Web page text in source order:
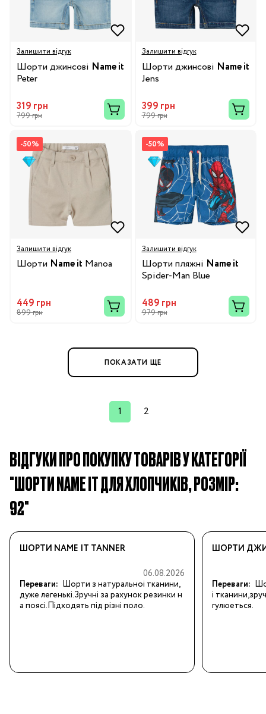
Залишити відгук
Шорти джинсові Name it
Peter
319 грн
799 грн
Залишити відгук
Шорти джинсові Name it
Jens
399 грн
799 грн
-50%
Залишити відгук
Шорти Name it Manoa
449 грн
899 грн
-50%
Залишити відгук
Шорти пляжні Name it
Spider-Man Blue
489 грн
979 грн
ПОКАЗАТИ ЩЕ
1 2
ВІДГУКИ ПРО ПОКУПКУ ТОВАРІВ У КАТЕГОРІЇ
"ШОРТИ NAME IT ДЛЯ ХЛОПЧИКІВ, РОЗМІР:
92"
ШОРТИ NAME IT TANNER
06.08.2026
Переваги: Шорти з натуральноi тканини,
дуже легенькi.Зручнi за рахунок резинки н
а поясi.Пiдходять пiд рiзнi поло.
ШОРТИ
Переваги:
i
гулюеться.